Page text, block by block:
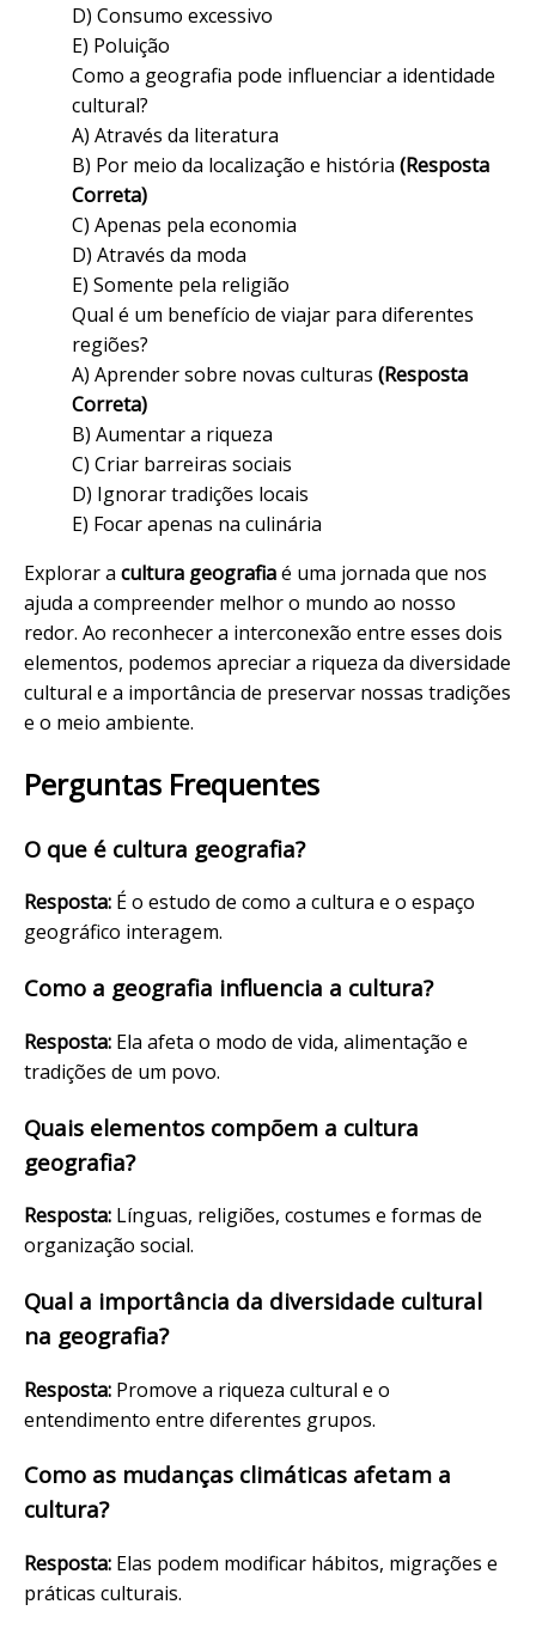
D) Consumo excessivo
E) Poluição
Como a geografia pode influenciar a identidade
cultural?
A) Através da literatura
B) Por meio da localização e história (Resposta
Correta)
C) Apenas pela economia
D) Através da moda
E) Somente pela religião
Qual é um benefício de viajar para diferentes
regiões?
A) Aprender sobre novas culturas (Resposta
Correta)
B) Aumentar a riqueza
C) Criar barreiras sociais
D) Ignorar tradições locais
E) Focar apenas na culinária
Explorar a cultura geografiaé uma jornada que nos
ajuda a compreender melhor o mundo ao nosso
redor. Ao reconhecer a interconexão entre esses dois
elementos, podemos apreciar a riqueza da diversidade
cultural e a importância de preservar nossas tradições
e o meio ambiente.
Perguntas Frequentes
O que é cultura geografia?
Resposta: É o estudo de como a cultura e o espaço
geográfico interagem.
Como a geografia influencia a cultura?
Resposta: Ela afeta o modo de vida, alimentação e
tradições de um povo.
Quais elementos compõem a cultura
geografia?
Resposta: Línguas, religiões, costumes e formas de
organização social.
Qual a importância da diversidade cultural
na geografia?
Resposta: Promove a riqueza cultural e o
entendimento entre diferentes grupos.
Como as mudanças climáticas afetam a
cultura?
Resposta: Elas podem modificar hábitos, migrações e
práticas culturais.